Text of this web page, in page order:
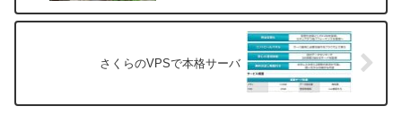
さくらのVPSで本格サーバ